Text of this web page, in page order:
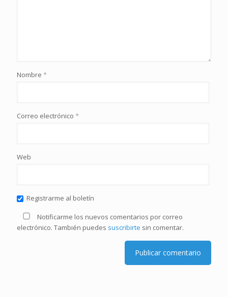
Nombre *
Correo electrónico *
Web
Registrarme al boletín
Notificarme los nuevos comentarios por correo
electrónico. También puedes suscribirte sin comentar.